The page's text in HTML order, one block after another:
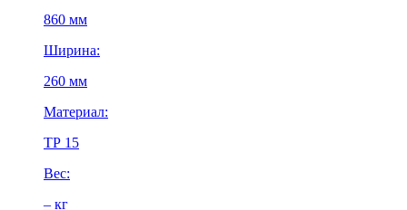
860 мм
Ширина:
260 мм
Материал:
ТР 15
Вес:
– кг